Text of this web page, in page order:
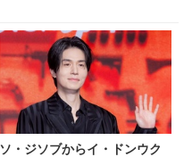
ソ・ジソブからイ・ドンウク